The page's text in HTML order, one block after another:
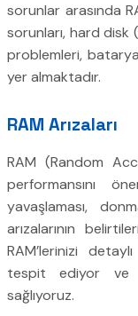
sorunlar arasında
sorunları, hard disk
problemleri,
yer almaktadır.
RAM Arızaları
RAM (Random
performansını
yavaşlaması,
arızalarının
RAM’lerinizi
tespit ediyor ve
sağlıyoruz.